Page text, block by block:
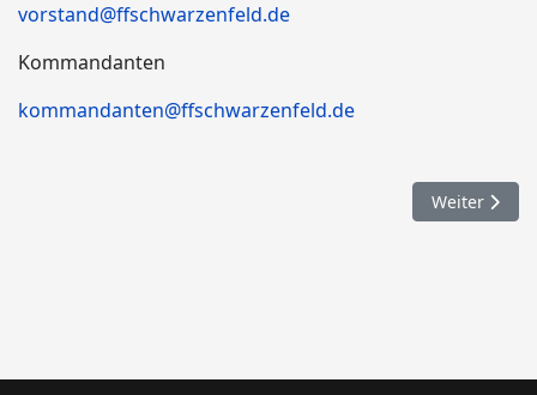
vorstand@ffschwarzenfeld.de
Kommandanten
kommandanten@ffschwarzenfeld.de
Nächster
Weiter